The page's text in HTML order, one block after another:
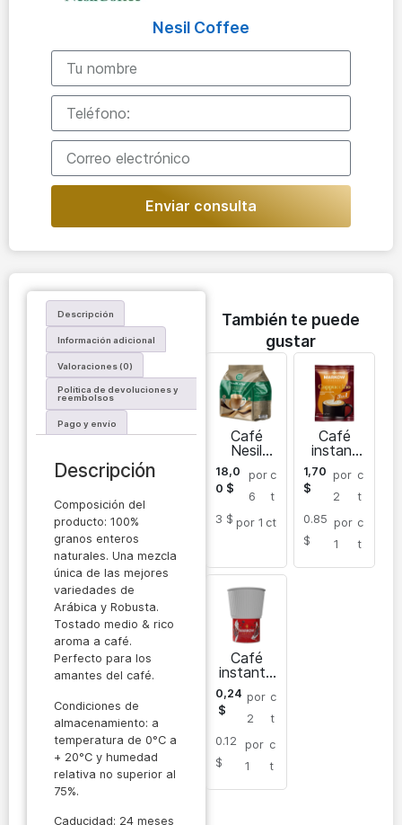
Nesil Coffee
Enviar consulta
Descripción
Información adicional
Valoraciones (0)
Política de devoluciones y
reembolsos
Pago y envío
Descripción
Composición del
producto: 100%
granos enteros
naturales. Una mezcla
única de las mejores
variedades de
Arábica y Robusta.
Tostado medio & rico
aroma a café.
Perfecto para los
amantes del café.
Condiciones de
almacenamiento: a
temperatura de 0°C a
+ 20°C y humedad
relativa no superior al
75%.
Caducidad: 24 meses
También te puede
gustar
Café
Nesil
Latte «3
en 1»
18,0
0 $
por
6
c
t
3 $ por 1 ct
Café
instant
áneo 3
en 1
Cappucci
1,70
$
por
2
c
t
0.85
$
por
1
c
t
Café
instantá
neo
Latte en
vaso de
0,24
$
por
2
c
t
0.12
$
por
1
c
t